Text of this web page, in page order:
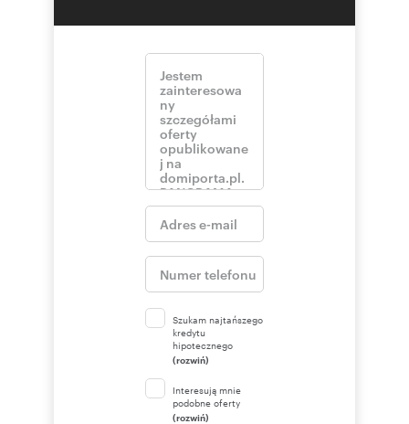
Szukam najtańszego
kredytu
hipotecznego
(rozwiń)
Interesują mnie
podobne oferty
(rozwiń)